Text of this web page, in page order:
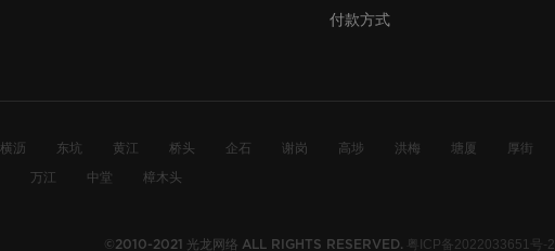
付款方式
横沥 东坑 黄江 桥头 企石 谢岗 高埗 洪梅 塘厦 厚街
万江 中堂 樟木头
©2010-2021 光龙网络 ALL RIGHTS RESERVED. 粤ICP备2022033651号-2